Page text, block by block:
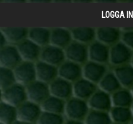
LOGGA IN